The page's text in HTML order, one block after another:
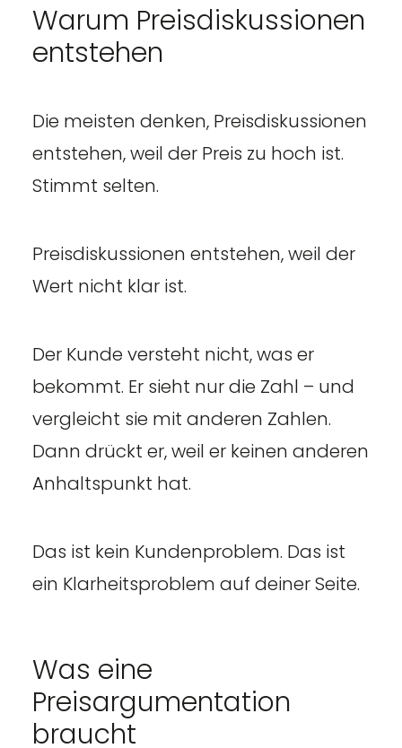
Warum Preisdiskussionen
entstehen
Die meisten denken, Preisdiskussionen
entstehen, weil der Preis zu hoch ist.
Stimmt selten.
Preisdiskussionen entstehen, weil der
Wert nicht klar ist.
Der Kunde versteht nicht, was er
bekommt. Er sieht nur die Zahl – und
vergleicht sie mit anderen Zahlen.
Dann drückt er, weil er keinen anderen
Anhaltspunkt hat.
Das ist kein Kundenproblem. Das ist
ein Klarheitsproblem auf deiner Seite.
Was eine
Preisargumentation
braucht